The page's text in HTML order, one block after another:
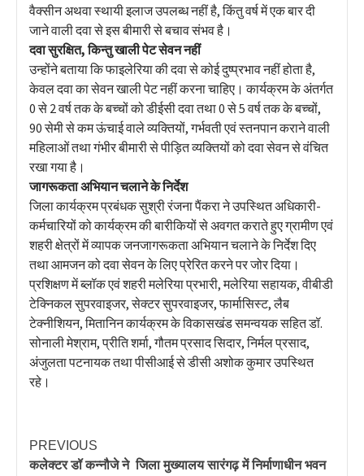
वैक्सीन अथवा स्थायी इलाज उपलब्ध नहीं है, किंतु वर्ष में एक बार दी
जाने वाली दवा से इस बीमारी से बचाव संभव है।
दवा सुरक्षित, किन्तु खाली पेट सेवन नहीं
उन्होंने बताया कि फाइलेरिया की दवा से कोई दुष्प्रभाव नहीं होता है,
केवल दवा का सेवन खाली पेट नहीं करना चाहिए। कार्यक्रम के अंतर्गत
0 से 2 वर्ष तक के बच्चों को डीईसी दवा तथा 0 से 5 वर्ष तक के बच्चों,
90 सेमी से कम ऊंचाई वाले व्यक्तियों, गर्भवती एवं स्तनपान कराने वाली
महिलाओं तथा गंभीर बीमारी से पीड़ित व्यक्तियों को दवा सेवन से वंचित
रखा गया है।
जागरूकता अभियान चलाने के निर्देश
जिला कार्यक्रम प्रबंधक सुश्री रंजना पैंकरा ने उपस्थित अधिकारी-
कर्मचारियों को कार्यक्रम की बारीकियों से अवगत कराते हुए ग्रामीण एवं
शहरी क्षेत्रों में व्यापक जनजागरूकता अभियान चलाने के निर्देश दिए
तथा आमजन को दवा सेवन के लिए प्रेरित करने पर जोर दिया।
प्रशिक्षण में ब्लॉक एवं शहरी मलेरिया प्रभारी, मलेरिया सहायक, वीबीडी
टेक्निकल सुपरवाइजर, सेक्टर सुपरवाइजर, फार्मासिस्ट, लैब
टेक्नीशियन, मितानिन कार्यक्रम के विकासखंड समन्वयक सहित डॉ.
सोनाली मेश्राम, प्रीति शर्मा, गौतम प्रसाद सिदार, निर्मल प्रसाद,
अंजुलता पटनायक तथा पीसीआई से डीसी अशोक कुमार उपस्थित
रहे।
PREVIOUS
कलेक्टर डॉ कन्नौजे ने जिला मुख्यालय सारंगढ़ में निर्माणाधीन भवन